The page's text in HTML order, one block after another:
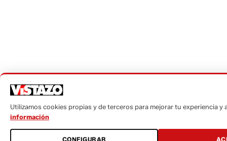
Utilizamos cookies propias y de terceros para mejorar tu experiencia y
información
CONFIGURAR